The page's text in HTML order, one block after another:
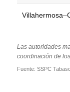
Las autoridades
coordinación de
Fuente: SSPC